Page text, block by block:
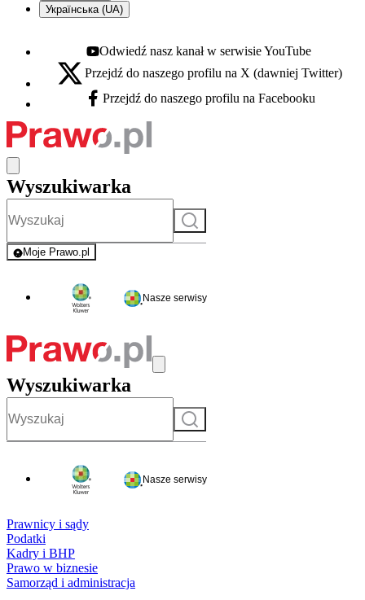
Українська (UA)
Youtube - otwiera się w nowej karcie
Odwiedź nasz kanał w serwisie YouTube
X - otwiera się w nowej karcie
Przejdź do naszego profilu na X (dawniej Twitter)
Facebook - otwiera się w nowej karcie
Przejdź do naszego profilu na Facebooku
Wyszukiwarka
Szukaj
Moje Prawo.pl
- rejestracja i logowanie do serwisu
Nasze serwisy
Wyszukiwarka
Szukaj
Nasze serwisy
Prawnicy i sądy
Podatki
Kadry i BHP
Prawo w biznesie
Samorząd i administracja